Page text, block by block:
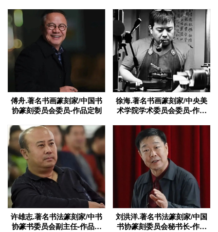
傅舟.著名书画篆刻家/中国书
协篆刻委员会委员-作品定制
徐海.著名书画篆刻家/中央美
术学院学术委员会委员-作品
许雄志.著名书法篆刻家/中书
协篆书委员会副主任-作品定
刘洪洋.著名书法篆刻家/中国
书协篆刻委员会秘书长-作品